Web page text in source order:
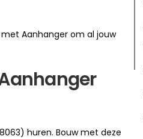
Aanhanger om al jouw
huren. Bouw met deze